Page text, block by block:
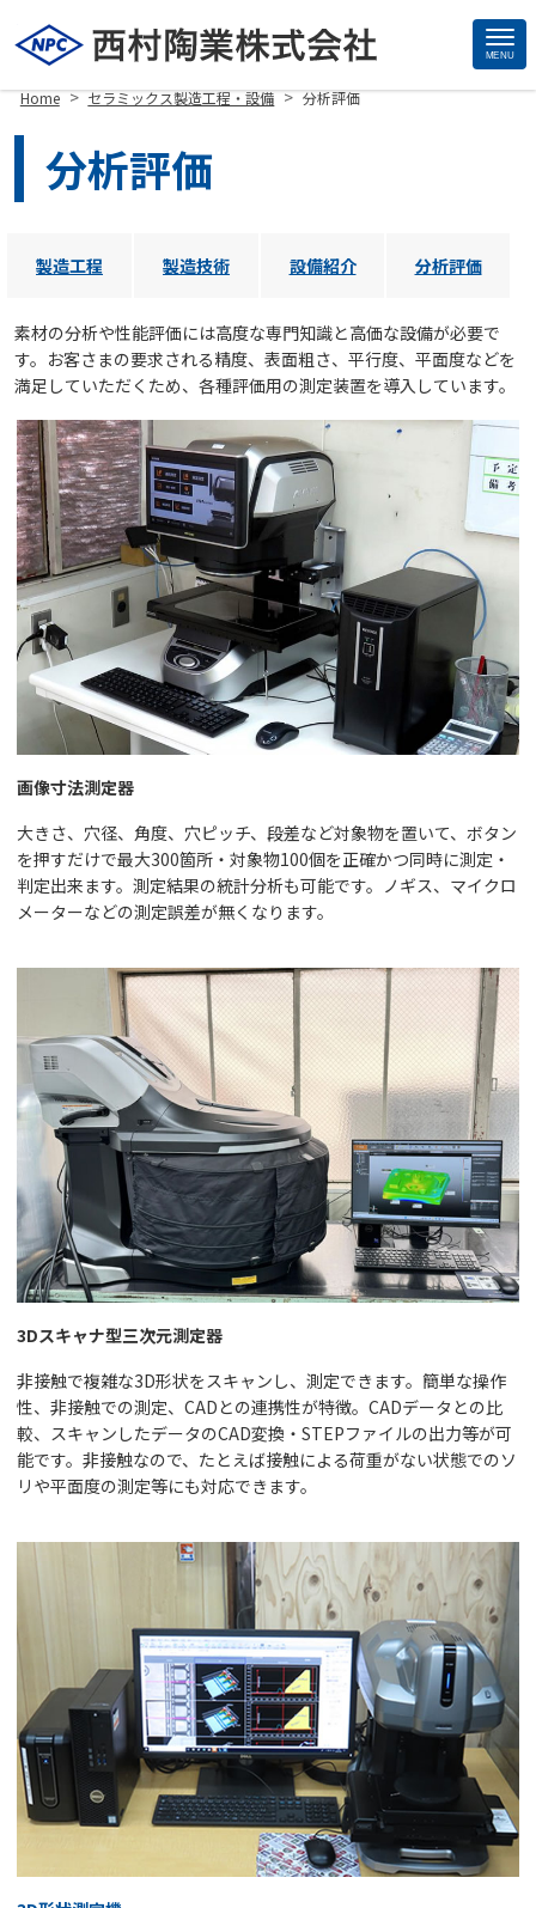
MENU
Home > セラミックス製造工程・設備 > 分析評価
分析評価
製造工程 製造技術 設備紹介 分析評価
素材の分析や性能評価には高度な専門知識と高価な設備が必要で
す。お客さまの要求される精度、表面粗さ、平行度、平面度などを
満足していただくため、各種評価用の測定装置を導入しています。
画像寸法測定器
大きさ、穴径、角度、穴ピッチ、段差など対象物を置いて、ボタン
を押すだけで最大300箇所・対象物100個を正確かつ同時に測定・
判定出来ます。測定結果の統計分析も可能です。ノギス、マイクロ
メーターなどの測定誤差が無くなります。
3Dスキャナ型三次元測定器
非接触で複雑な3D形状をスキャンし、測定できます。簡単な操作
性、非接触での測定、CADとの連携性が特徴。CADデータとの比
較、スキャンしたデータのCAD変換・STEPファイルの出力等が可
能です。非接触なので、たとえば接触による荷重がない状態でのソ
リや平面度の測定等にも対応できます。
Site
Footer